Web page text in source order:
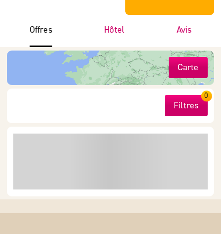
Offres Hôtel Avis
Carte
Filtres
0